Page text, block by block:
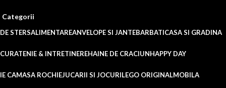
Categorii
DE STERSALIMENTAREANVELOPE SI JANTEBARBATICASA SI GRADINA
CURATENIE & INTRETINEREHAINE DE CRACIUNHAPPY DAY
IE CAMASA ROCHIEJUCARII SI JOCURILEGO ORIGINALMOBILA